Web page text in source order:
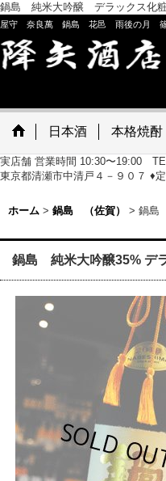
鍋島 純米大吟醸 デラックス化
屋守 奈良萬 鍋島 花邑 雨後の月
日本酒 本格焼酎
実店舗 営業時間 10:30〜19:00
東京都清瀬市中清戸４－９０７ ♦
ホーム > 鍋島 （佐賀） > 鍋島
鍋島 純米大吟醸35% デ